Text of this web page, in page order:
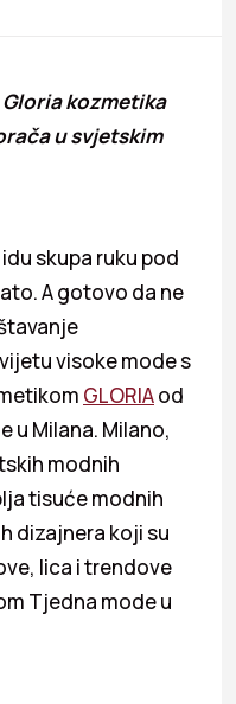
kozmetika
u svjetskim
skupa ruku pod
A gotovo da ne
visoke mode s
GLORIAod
u Milana. Milano,
modnih
tisuće modnih
dizajnera koji su
lica i trendove
Tjedna mode u